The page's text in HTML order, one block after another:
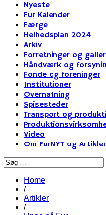
Nyeste
Fur Kalender
Færge
Helhedsplan 2024
Arkiv
Forretninger og
Håndværk og
Fonde og foreninger
Institutioner
Overnatning
Spisesteder
Transport og
Video
Om FurNYT og
Home
/
Artikler
/